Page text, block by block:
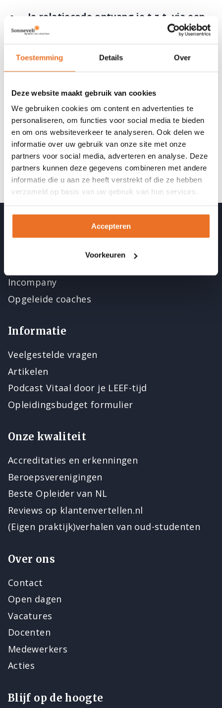
Toestemming Details Over
Deze website maakt gebruik van cookies
We gebruiken cookies om content en advertenties te
personaliseren, om functies voor social media te bieden
en om ons websiteverkeer te analyseren. Ook delen we
informatie over uw gebruik van onze site met onze
partners voor social media, adverteren en analyse. Deze
partners kunnen deze gegevens combineren met andere
informatie die u aan ze heeft verstrekt of die ze hebben
verzameld op basis van uw gebruik van hun services.
Accepteren
Voorkeuren
Je relatiecode ontvang je t.z.t. via een
mailbericht
en kun je verzilveren bij
coachen. Deze mail wordt uiterlijk binnen
2 weken na start van je opleiding
verstuurd.
Je kunt t.z.t. kiezen uit de uitvoeringen
die voorjaar 2027 plaatsvinden: maandag
12 april 2027 en woensdag 16 juni 2027.
HEB JE NOG VRAGEN?
Bel ofmailons.
Incompany
Opgeleide coaches
Informatie
Veelgestelde vragen
Artikelen
Podcast Vitaal door je LEEF-tijd
Opleidingsbudget formulier
Onze kwaliteit
Accreditaties en erkenningen
Beroepsverenigingen
Beste Opleider van NL
Reviews op klantenvertellen.nl
(Eigen praktijk)verhalen van oud-studenten
Over ons
Contact
Open dagen
Vacatures
Docenten
Medewerkers
Acties
Blijf op de hoogte